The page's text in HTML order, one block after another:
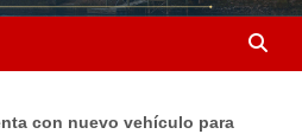
con nuevo vehículo para